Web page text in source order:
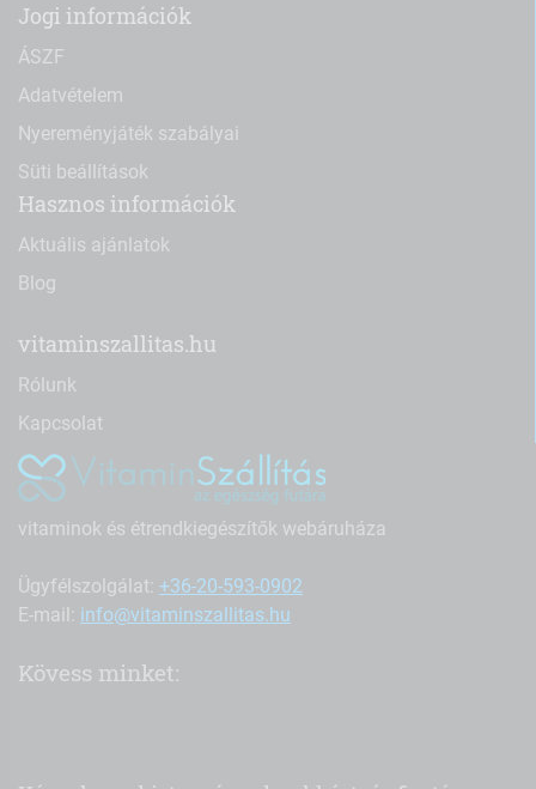
Jogi információk
ÁSZF
Adatvételem
Nyereményjáték szabályai
Süti beállítások
Hasznos információk
Aktuális ajánlatok
Blog
vitaminszallitas.hu
Rólunk
Kapcsolat
vitaminok és étrendkiegészítők webáruháza
Ügyfélszolgálat: +36-20-593-0902
E-mail: info@vitaminszallitas.hu
Kövess minket: